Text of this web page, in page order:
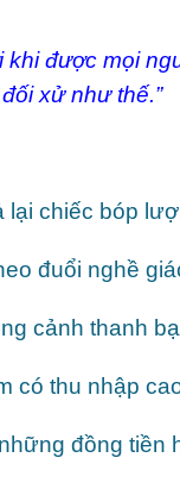
khi được mọi
xử như thế.”
lại chiếc bóp
đuổi nghề
cảnh thanh
có thu nhập
đồng tiền